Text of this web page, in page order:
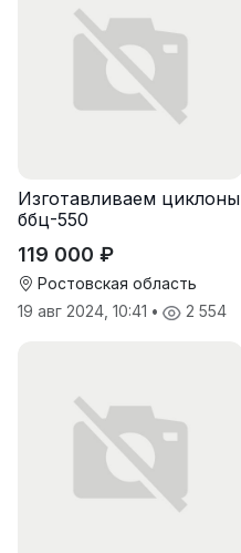
Изготавливаем циклоны
ббц-550
119 000 ₽
Ростовская область
19 авг 2024, 10:41 • 2 554